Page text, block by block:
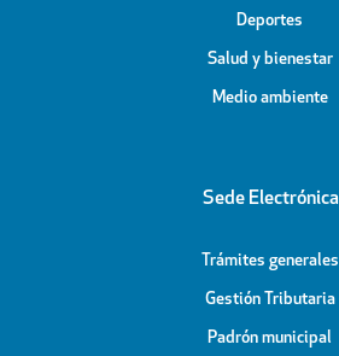
Deportes
Salud y bienestar
Medio ambiente
Sede Electrónica
Trámites generales
Gestión Tributaria
Padrón municipal